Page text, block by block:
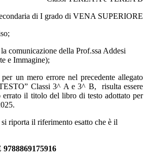
di I grado di VENA SUPERIORE
comunicazione della Prof.ssa Addesi
e Immagine);
un mero errore nel precedente allegato
Classi 3^ A e 3^ B,
risulta essere
errato il titolo del libro di testo adottato per
si riporta il riferimento esatto che è il